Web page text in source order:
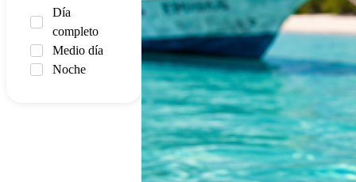
Día
completo
Medio día
Noche